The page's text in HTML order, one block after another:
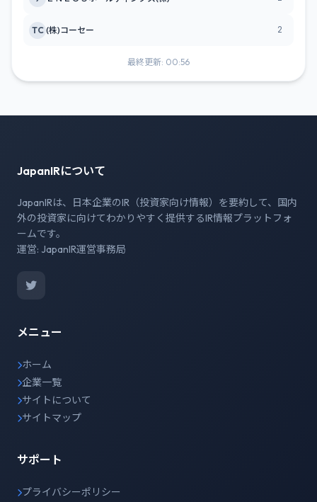
TC (株)コーセー 2
最終更新: 00:56
JapanIRについて
JapanIRは、日本企業のIR（投資家向け情報）を要約して、国内
外の投資家に向けてわかりやすく提供するIR情報プラットフォ
ームです。
運営: JapanIR運営事務局
メニュー
ホーム
企業一覧
サイトについて
サイトマップ
サポート
プライバシーポリシー